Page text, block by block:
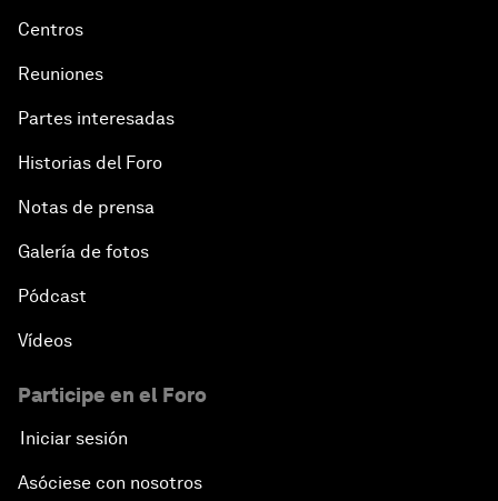
Centros
Reuniones
Partes interesadas
Historias del Foro
Notas de prensa
Galería de fotos
Pódcast
Vídeos
Participe en el Foro
Iniciar sesión
Asóciese con nosotros